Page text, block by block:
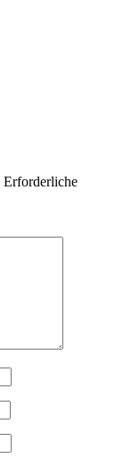
Erforderliche